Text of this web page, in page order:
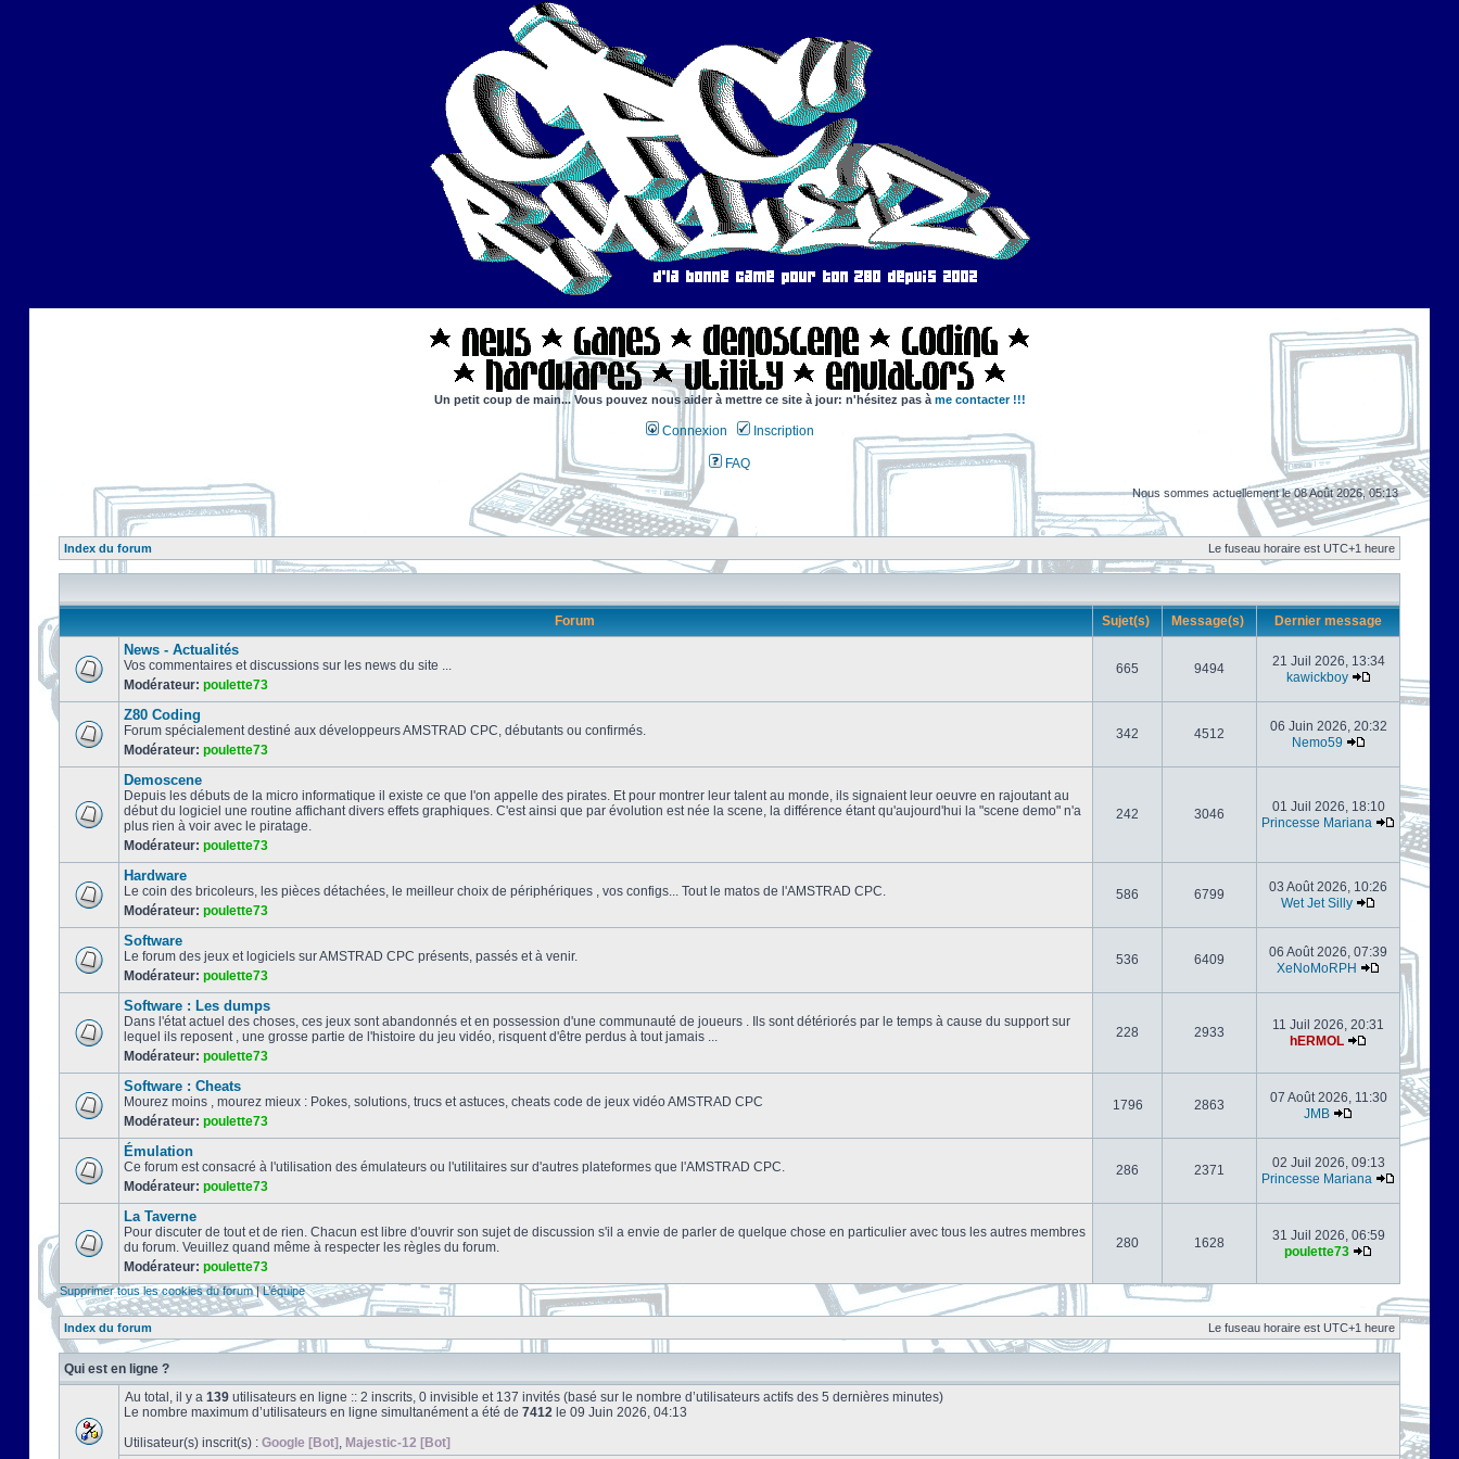
Un petit coup de main... Vous pouvez nous aider à mettre ce site à jour: n'hésitez pas à me contacter !!!
Connexion Inscription
FAQ
Nous sommes actuellement le 08 Août 2026, 05:13
Index du forum Le fuseau horaire est UTC+1 heure
Forum Sujet(s) Message(s) Dernier message
News - Actualités
Vos commentaires et discussions sur les news du site ...
Modérateur: poulette73
665 9494
21 Juil 2026, 13:34
kawickboy
Z80 Coding
Forum spécialement destiné aux développeurs AMSTRAD CPC, débutants ou confirmés.
Modérateur: poulette73
342 4512
06 Juin 2026, 20:32
Nemo59
Demoscene
Depuis les débuts de la micro informatique il existe ce que l'on appelle des pirates. Et pour montrer leur talent au monde, ils signaient leur oeuvre en rajoutant au
début du logiciel une routine affichant divers effets graphiques. C'est ainsi que par évolution est née la scene, la différence étant qu'aujourd'hui la "scene demo" n'a
plus rien à voir avec le piratage.
Modérateur: poulette73
242 3046
01 Juil 2026, 18:10
Princesse Mariana
Hardware
Le coin des bricoleurs, les pièces détachées, le meilleur choix de périphériques , vos configs... Tout le matos de l'AMSTRAD CPC.
Modérateur: poulette73
586 6799
03 Août 2026, 10:26
Wet Jet Silly
Software
Le forum des jeux et logiciels sur AMSTRAD CPC présents, passés et à venir.
Modérateur: poulette73
536 6409
06 Août 2026, 07:39
XeNoMoRPH
Software : Les dumps
Dans l'état actuel des choses, ces jeux sont abandonnés et en possession d'une communauté de joueurs . Ils sont détériorés par le temps à cause du support sur
lequel ils reposent , une grosse partie de l'histoire du jeu vidéo, risquent d'être perdus à tout jamais ...
Modérateur: poulette73
228 2933
11 Juil 2026, 20:31
hERMOL
Software : Cheats
Mourez moins , mourez mieux : Pokes, solutions, trucs et astuces, cheats code de jeux vidéo AMSTRAD CPC
Modérateur: poulette73
1796 2863
07 Août 2026, 11:30
JMB
Émulation
Ce forum est consacré à l'utilisation des émulateurs ou l'utilitaires sur d'autres plateformes que l'AMSTRAD CPC.
Modérateur: poulette73
286 2371
02 Juil 2026, 09:13
Princesse Mariana
La Taverne
Pour discuter de tout et de rien. Chacun est libre d'ouvrir son sujet de discussion s'il a envie de parler de quelque chose en particulier avec tous les autres membres
du forum. Veuillez quand même à respecter les règles du forum.
Modérateur: poulette73
280 1628
31 Juil 2026, 06:59
poulette73
Supprimer tous les cookies du forum|L’équipe
Index du forum Le fuseau horaire est UTC+1 heure
Qui est en ligne ?
Au total, il y a 139 utilisateurs en ligne :: 2 inscrits, 0 invisible et 137 invités (basé sur le nombre d’utilisateurs actifs des 5 dernières minutes)
Le nombre maximum d’utilisateurs en ligne simultanément a été de 7412 le 09 Juin 2026, 04:13
Utilisateur(s) inscrit(s) : Google [Bot] , Majestic-12 [Bot]